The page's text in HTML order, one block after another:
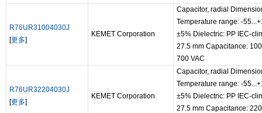
R76UR31004030J
[更多]
KEMET Corporation
Capacitor, radial
Temperature range: -
±5% Dielectric: PP IEC-
27.5 mm Capacitance:
700 VAC
R76UR32204030J
[更多]
KEMET Corporation
Capacitor, radial
Temperature range: -
±5% Dielectric: PP IEC-
27.5 mm Capacitance: